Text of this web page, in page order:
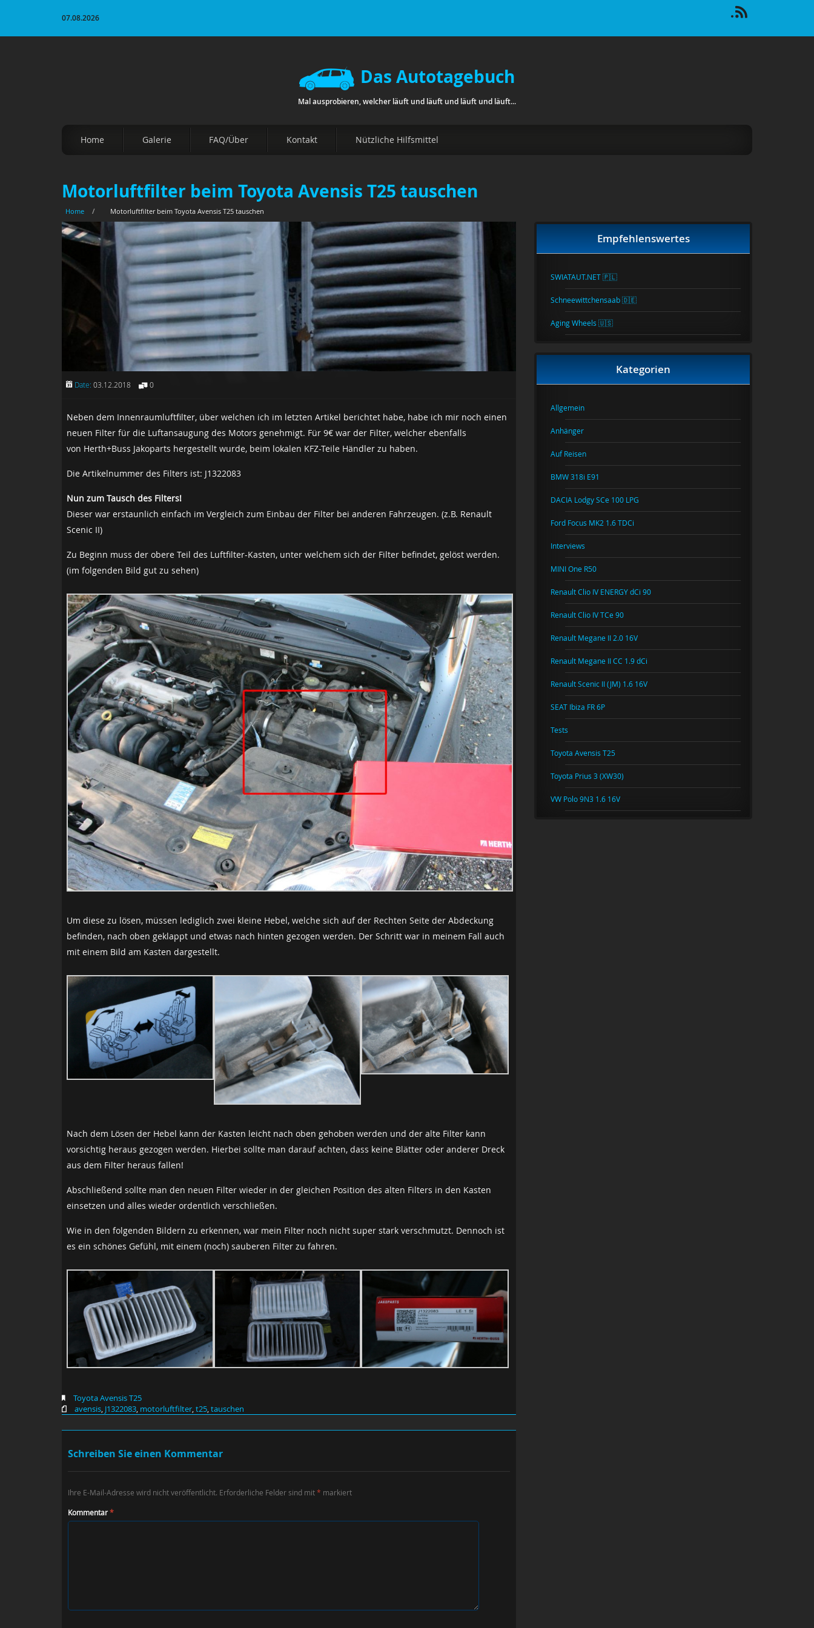
07.08.2026
Das Autotagebuch
Mal ausprobieren, welcher läuft und läuft und läuft und läuft...
Home Galerie FAQ/Über Kontakt Nützliche Hilfsmittel
Motorluftfilter beim Toyota Avensis T25 tauschen
Home / Motorluftfilter beim Toyota Avensis T25 tauschen
Date: 03.12.2018 0
Neben dem Innenraumluftfilter, über welchen ich im letzten Artikel berichtet habe, habe ich mir noch einen
neuen Filter für die Luftansaugung des Motors genehmigt. Für 9€ war der Filter, welcher ebenfalls
von Herth+Buss Jakoparts hergestellt wurde, beim lokalen KFZ-Teile Händler zu haben.
Die Artikelnummer des Filters ist: J1322083
Nun zum Tausch des Filters!
Dieser war erstaunlich einfach im Vergleich zum Einbau der Filter bei anderen Fahrzeugen. (z.B. Renault
Scenic II)
Zu Beginn muss der obere Teil des Luftfilter-Kasten, unter welchem sich der Filter befindet, gelöst werden.
(im folgenden Bild gut zu sehen)
Um diese zu lösen, müssen lediglich zwei kleine Hebel, welche sich auf der Rechten Seite der Abdeckung
befinden, nach oben geklappt und etwas nach hinten gezogen werden. Der Schritt war in meinem Fall auch
mit einem Bild am Kasten dargestellt.
Nach dem Lösen der Hebel kann der Kasten leicht nach oben gehoben werden und der alte Filter kann
vorsichtig heraus gezogen werden. Hierbei sollte man darauf achten, dass keine Blätter oder anderer Dreck
aus dem Filter heraus fallen!
Abschließend sollte man den neuen Filter wieder in der gleichen Position des alten Filters in den Kasten
einsetzen und alles wieder ordentlich verschließen.
Wie in den folgenden Bildern zu erkennen, war mein Filter noch nicht super stark verschmutzt. Dennoch ist
es ein schönes Gefühl, mit einem (noch) sauberen Filter zu fahren.
Toyota Avensis T25
avensis, J1322083, motorluftfilter,t25,tauschen
Schreiben Sie einen Kommentar
Ihre E-Mail-Adresse wird nicht veröffentlicht. Erforderliche Felder sind mit* markiert
Kommentar*
Empfehlenswertes
SWIATAUT.NET 🇵🇱
Schneewittchensaab 🇩🇪
Aging Wheels 🇺🇸
Kategorien
Allgemein
Anhänger
Auf Reisen
BMW 318i E91
DACIA Lodgy SCe 100 LPG
Ford Focus MK2 1.6 TDCi
Interviews
MINI One R50
Renault Clio IV ENERGY dCi 90
Renault Clio IV TCe 90
Renault Megane II 2.0 16V
Renault Megane II CC 1.9 dCi
Renault Scenic II (JM) 1.6 16V
SEAT Ibiza FR 6P
Tests
Toyota Avensis T25
Toyota Prius 3 (XW30)
VW Polo 9N3 1.6 16V